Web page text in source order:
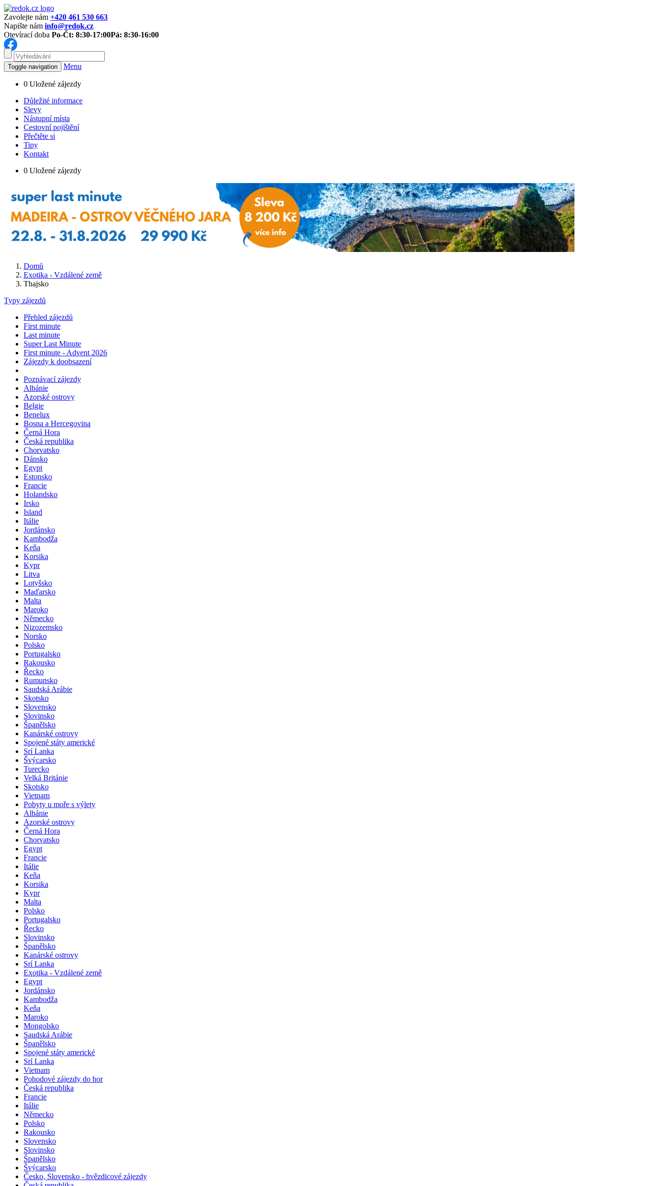
Zavolejte nám +420 461 530 663
Napište nám info@redok.cz
Otevírací doba Po-Čt: 8:30-17:00Pá: 8:30-16:00
Toggle navigation Menu
0 Uložené zájezdy
Důležité informace
Slevy
Nástupní místa
Cestovní pojištění
Přečtěte si
Tipy
Kontakt
0 Uložené zájezdy
Domů
Exotika - Vzdálené země
Thajsko
Typy zájezdů
Přehled zájezdů
First minute
Last minute
Super Last Minute
First minute - Advent 2026
Zájezdy k doobsazení
Poznávací zájezdy
Albánie
Azorské ostrovy
Belgie
Benelux
Bosna a Hercegovina
Černá Hora
Česká republika
Chorvatsko
Dánsko
Egypt
Estonsko
Francie
Holandsko
Irsko
Island
Itálie
Jordánsko
Kambodža
Keňa
Korsika
Kypr
Litva
Lotyšsko
Maďarsko
Malta
Maroko
Německo
Nizozemsko
Norsko
Polsko
Portugalsko
Rakousko
Řecko
Rumunsko
Saudská Arábie
Skotsko
Slovensko
Slovinsko
Španělsko
Kanárské ostrovy
Spojené státy americké
Srí Lanka
Švýcarsko
Turecko
Velká Británie
Skotsko
Vietnam
Pobyty u moře s výlety
Albánie
Azorské ostrovy
Černá Hora
Chorvatsko
Egypt
Francie
Itálie
Keňa
Korsika
Kypr
Malta
Polsko
Portugalsko
Řecko
Slovinsko
Španělsko
Kanárské ostrovy
Srí Lanka
Exotika - Vzdálené země
Egypt
Jordánsko
Kambodža
Keňa
Maroko
Mongolsko
Saudská Arábie
Španělsko
Spojené státy americké
Srí Lanka
Vietnam
Pohodové zájezdy do hor
Česká republika
Francie
Itálie
Německo
Polsko
Rakousko
Slovensko
Slovinsko
Španělsko
Švýcarsko
Česko, Slovensko - hvězdicové zájezdy